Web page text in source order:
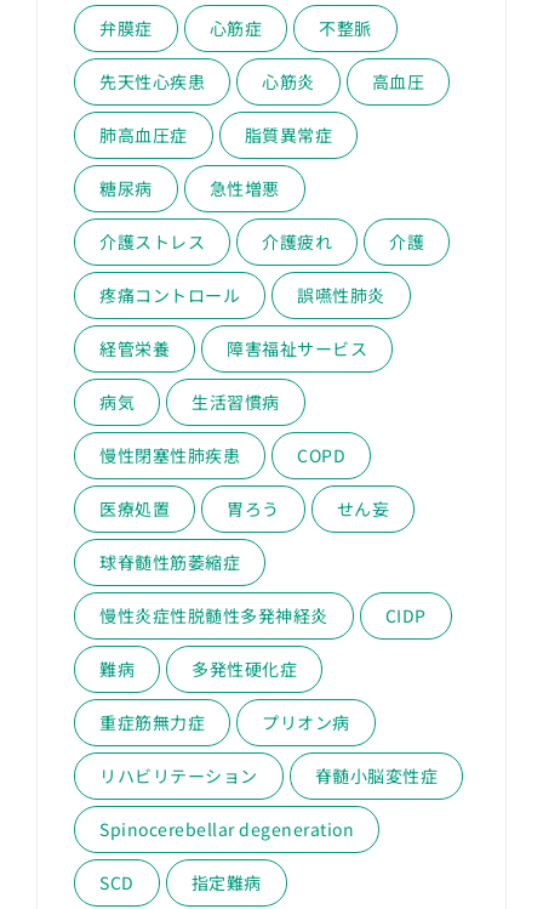
弁膜症 心筋症 不整脈
先天性心疾患 心筋炎 高血圧
肺高血圧症 脂質異常症
糖尿病 急性増悪
介護ストレス 介護疲れ 介護
疼痛コントロール 誤嚥性肺炎
経管栄養 障害福祉サービス
病気 生活習慣病
慢性閉塞性肺疾患 COPD
医療処置 胃ろう せん妄
球脊髄性筋萎縮症
慢性炎症性脱髄性多発神経炎 CIDP
難病 多発性硬化症
重症筋無力症 プリオン病
リハビリテーション 脊髄小脳変性症
Spinocerebellar degeneration
SCD 指定難病